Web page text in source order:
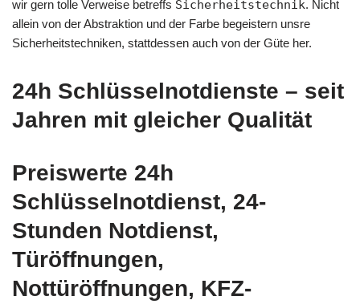
wir gern tolle Verweise betreffs Sicherheitstechnik. Nicht
allein von der Abstraktion und der Farbe begeistern unsre
Sicherheitstechniken, stattdessen auch von der Güte her.
24h Schlüsselnotdienste – seit
Jahren mit gleicher Qualität
Preiswerte 24h
Schlüsselnotdienst, 24-
Stunden Notdienst,
Türöffnungen,
Nottüröffnungen, KFZ-